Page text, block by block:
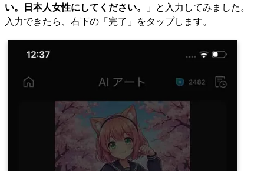
い。日本人女性にしてください。
」と入力してみました。
入力できたら、右下の「完了」をタップします。